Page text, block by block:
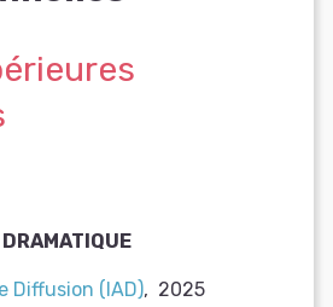
DRAMATIQUE
Diffusion (IAD), 2025